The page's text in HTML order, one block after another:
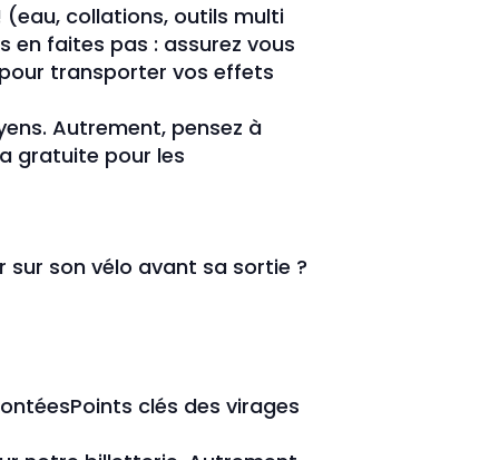
collations, outils multi
en faites pas : assurez vous
pour transporter vos effets
Autrement, pensez à
gratuite pour les
sur son vélo avant sa sortie ?
clés des virages